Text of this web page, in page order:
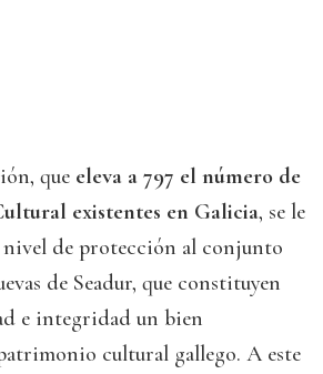
que eleva a 797 el número de
existentes en Galicia, se le
de protección al conjunto
de Seadur, que constituyen
e integridad un bien
cultural gallego. A este